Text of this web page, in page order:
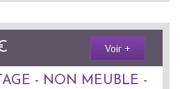
Voir +
- NON MEUBLE -